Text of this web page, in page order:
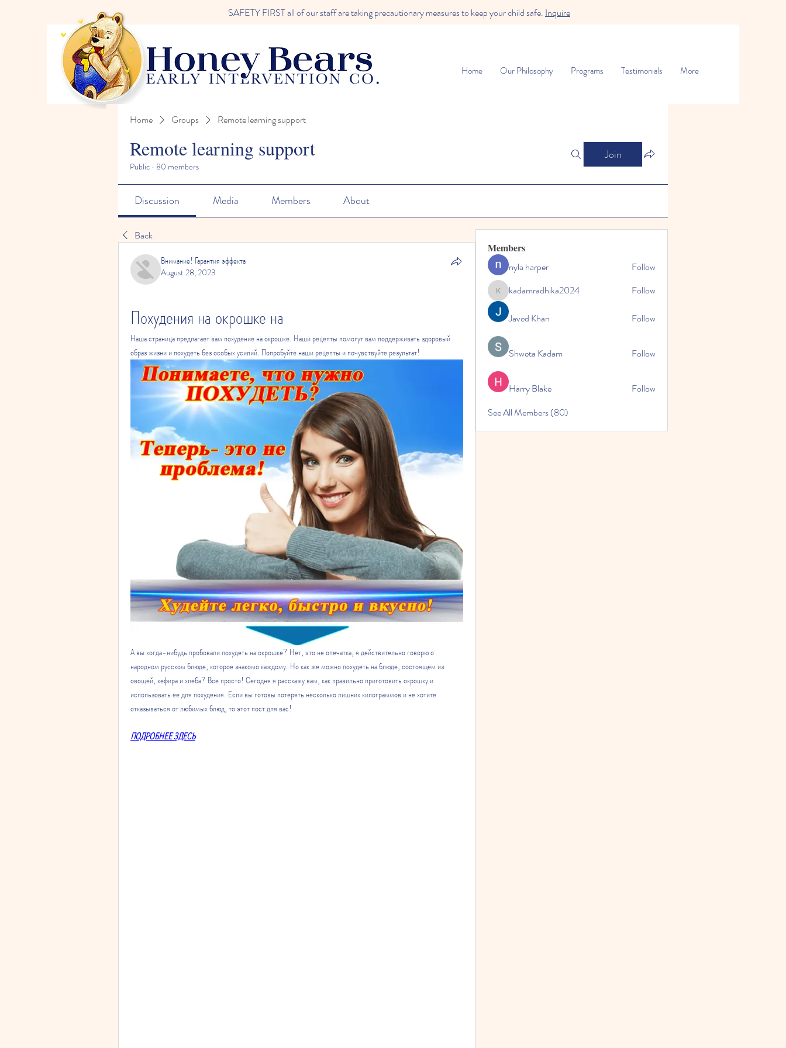
SAFETY FIRST all of our staff are taking precautionary measures to keep your child safe. Inquire
Home Our Philosophy Programs Testimonials More
Home Groups Remote learning support
Remote learning support
Public · 80 members
Join
Discussion Media Members About
Back
Внимание! Гарантия эффекта
August 28, 2023
Похудения на окрошке на
Наша страница предлагает вам похудение на окрошке. Наши рецепты помогут вам поддерживать здоровый
образ жизни и похудеть без особых усилий. Попробуйте наши рецепты и почувствуйте результат!
А вы когда-нибудь пробовали похудеть на окрошке? Нет, это не опечатка, я действительно говорю о
народном русском блюде, которое знакомо каждому. Но как же можно похудеть на блюде, состоящем из
овощей, кефира и хлеба? Все просто! Сегодня я расскажу вам, как правильно приготовить окрошку и
использовать ее для похудения. Если вы готовы потерять несколько лишних килограммов и не хотите
отказываться от любимых блюд, то этот пост для вас!
ПОДРОБНЕЕ ЗДЕСЬ
Members
nyla harper
Follow
kadamradhika2024
kadamradhika2024 Follow
Javed Khan Follow
Shweta Kadam Follow
Harry Blake
Follow
See All Members (80)